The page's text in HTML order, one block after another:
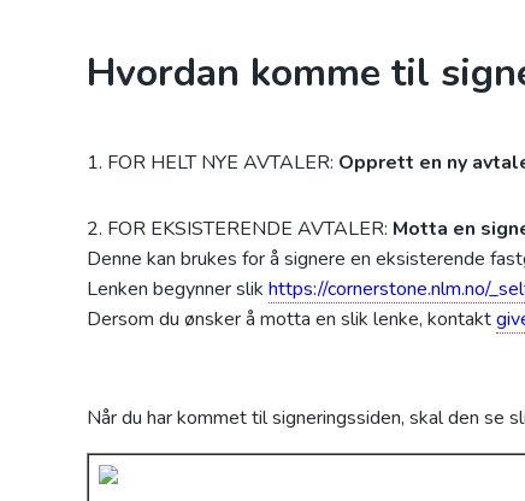
Hvordan komme til
FOR HELT NYE AVTALER: Opprett en ny
FOR EKSISTERENDE AVTALER: Motta en
Denne kan brukes for å signere en eksisterende
Lenken begynner slik https://cornerstone.nlm.no/
Dersom du ønsker å motta en slik lenke, kontakt
Når du har kommet til signeringssiden, skal den se